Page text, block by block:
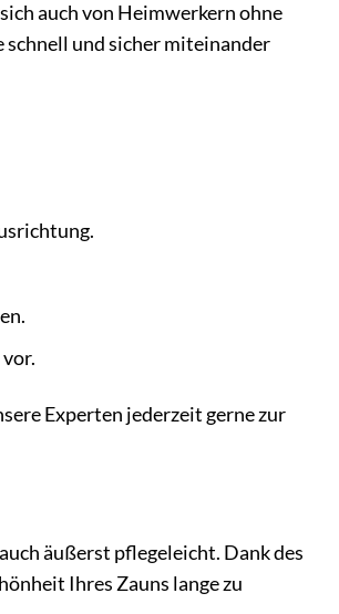
auch von Heimwerkern ohne
schnell und sicher miteinander
Experten jederzeit gerne zur
äußerst pflegeleicht. Dank des
Ihres Zauns lange zu